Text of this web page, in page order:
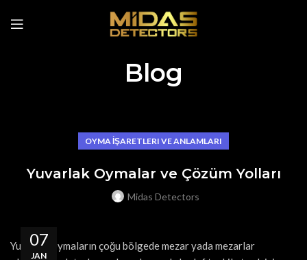
Blog
OYMA İŞARETLERI VE ANLAMLARI
Yuvarlak Oymalar ve Çözüm Yolları
Midas Detectors
07
JAN
Yuvarlak oymaların çoğu bölgede mezar yada mezarlar